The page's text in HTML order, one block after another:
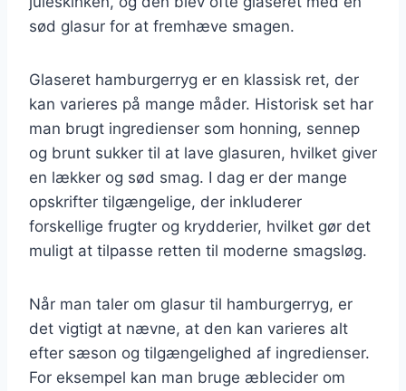
sød glasur for at fremhæve smagen.
Glaseret hamburgerryg er en klassisk ret, der
kan varieres på mange måder. Historisk set har
man brugt ingredienser som honning, sennep
og brunt sukker til at lave glasuren, hvilket giver
en lækker og sød smag. I dag er der mange
opskrifter tilgængelige, der inkluderer
forskellige frugter og krydderier, hvilket gør det
muligt at tilpasse retten til moderne smagsløg.
Når man taler om glasur til hamburgerryg, er
det vigtigt at nævne, at den kan varieres alt
efter sæson og tilgængelighed af ingredienser.
For eksempel kan man bruge æblecider om